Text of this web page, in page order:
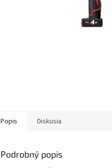
Popis Diskusia
Podrobný popis